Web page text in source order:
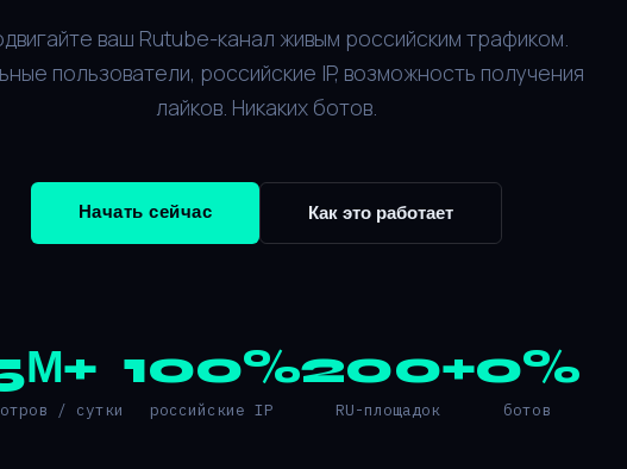
ваш Rutube-канал живым российским трафиком.
пользователи, российские IP, возможность получения
лайков. Никаких ботов.
Начать сейчас Как это работает
/ сутки
100%
российские IP
200+
RU-площадок
0%
ботов